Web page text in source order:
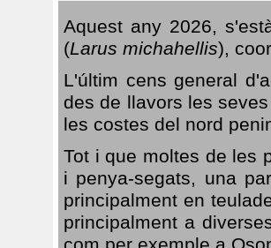
Aquest any 2026,
(Larus michahellis),
L'últim cens general
des de llavors les
les costes del nord
Tot i que moltes de les
i penya-segats, una
principalment en
principalment a